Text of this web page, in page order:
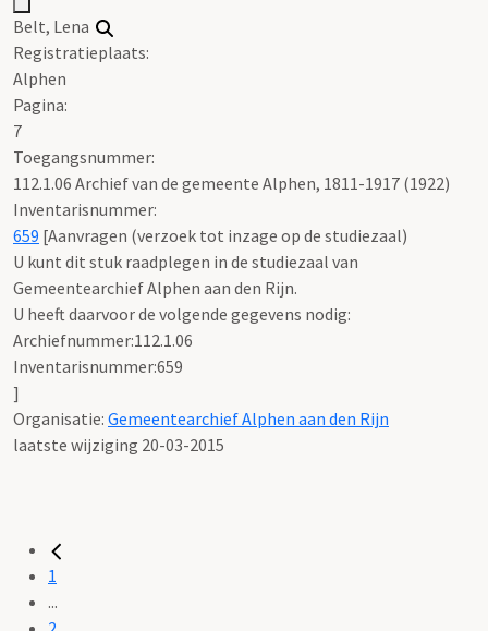
Belt, Lena
Registratieplaats:
Alphen
Pagina:
7
Toegangsnummer:
112.1.06 Archief van de gemeente Alphen, 1811-1917 (1922)
Inventarisnummer:
659 [Aanvragen (verzoek tot inzage op de studiezaal)
U kunt dit stuk raadplegen in de studiezaal van
Gemeentearchief Alphen aan den Rijn.
U heeft daarvoor de volgende gegevens nodig:
Archiefnummer:112.1.06
Inventarisnummer:659
]
Organisatie: Gemeentearchief Alphen aan den Rijn
laatste wijziging 20-03-2015
1
...